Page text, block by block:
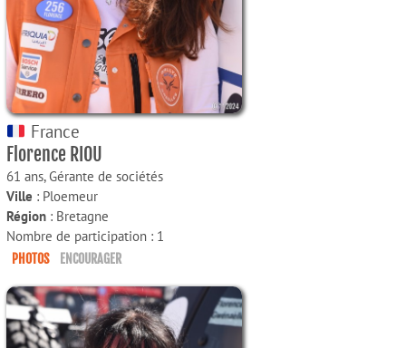
France
Florence RIOU
61 ans,Gérante de sociétés
Ville : Ploemeur
Région : Bretagne
Nombre de participation : 1
PHOTOS ENCOURAGER